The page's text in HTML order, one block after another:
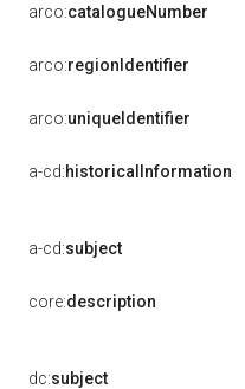
arco:catalogueNumber
arco:regionIdentifier
arco:uniqueIdentifier
a-cd:historicalInformation
a-cd:subject
core:description
dc:subject